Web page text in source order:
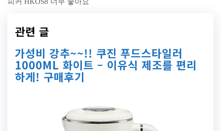
관련 글
가성비 강추~~!! 쿠진 푸드스타일러
1000ML 화이트 – 이유식 제조를 편리
하게! 구매후기